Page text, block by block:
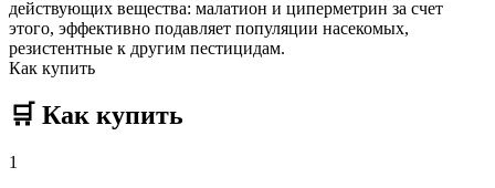
действующих вещества: малатион и циперметрин за счет
этого, эффективно подавляет популяции насекомых,
резистентные к другим пестицидам.
Как купить
🛒 Как купить
1